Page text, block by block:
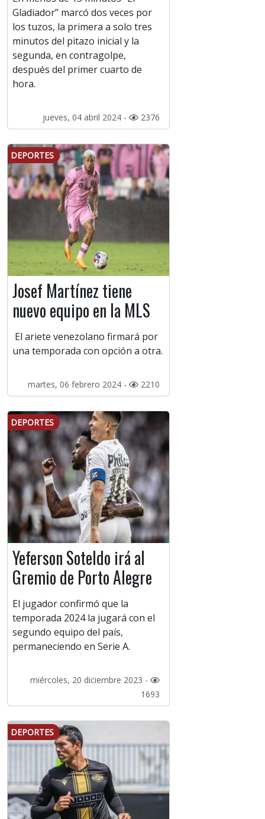
Gladiador” marcó dos veces por
los tuzos, la primera a solo tres
minutos del pitazo inicial y la
segunda, en contragolpe,
después del primer cuarto de
hora.
jueves, 04 abril 2024 - 2376
DEPORTES
Josef Martínez tiene
nuevo equipo en la MLS
El ariete venezolano firmará por
una temporada con opción a otra.
martes, 06 febrero 2024 - 2210
DEPORTES
Yeferson Soteldo irá al
Gremio de Porto Alegre
El jugador confirmó que la
temporada 2024 la jugará con el
segundo equipo del país,
permaneciendo en Serie A.
miércoles, 20 diciembre 2023 -
1693
DEPORTES